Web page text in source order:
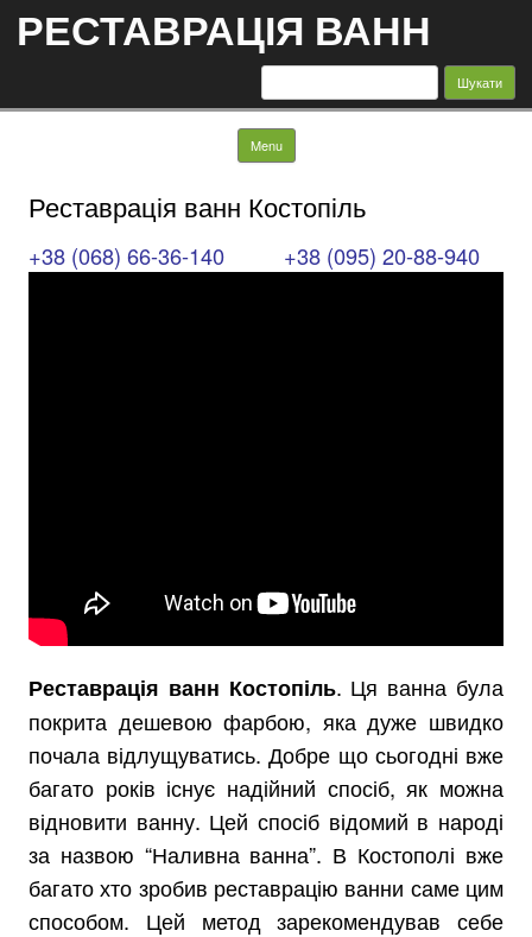
РЕСТАВРАЦІЯ ВАНН
Пошук:
Menu Skip to content
Реставрація ванн Костопіль
+38 (068) 66-36-140 +38 (095) 20-88-940
Реставрація ванн Костопіль. Ця ванна була
покрита дешевою фарбою, яка дуже швидко
почала відлущуватись. Добре що сьогодні вже
багато років існує надійний спосіб, як можна
відновити ванну. Цей спосіб відомий в народі
за назвою “Наливна ванна”. В Костополі вже
багато хто зробив реставрацію ванни саме цим
способом. Цей метод зарекомендував себе